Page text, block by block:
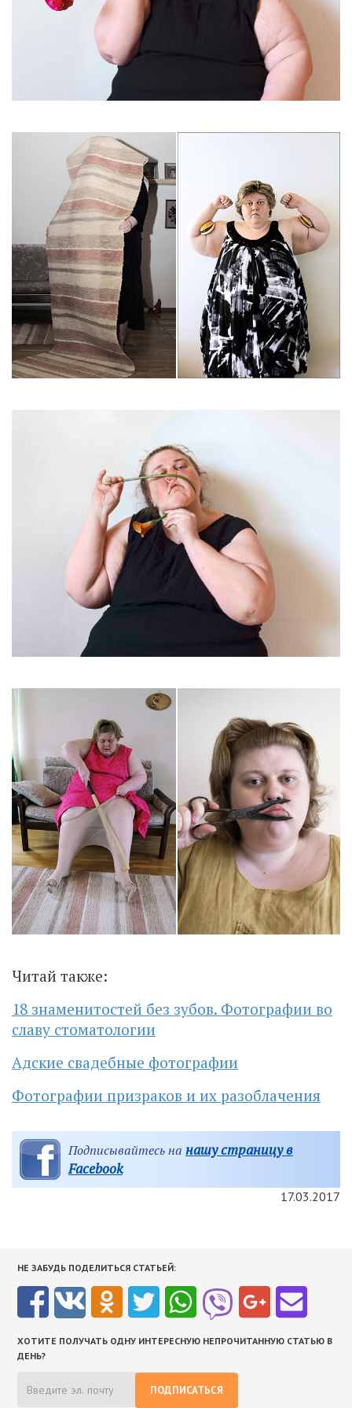
Читай также:
18 знаменитостей без зубов. Фотографии во
славу стоматологии
Адские свадебные фотографии
Фотографии призраков и их разоблачения
Подписывайтесь на нашу страницу в
Facebook
17.03.2017
НЕ ЗАБУДЬ ПОДЕЛИТЬСЯ СТАТЬЕЙ:
ХОТИТЕ ПОЛУЧАТЬ ОДНУ ИНТЕРЕСНУЮ НЕПРОЧИТАННУЮ СТАТЬЮ В
ДЕНЬ?
ПОДПИСАТЬСЯ